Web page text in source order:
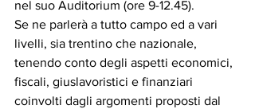
nel suo Auditorium (ore 9-12.45).
Se ne parlerà a tutto campo ed a vari
livelli, sia trentino che nazionale,
tenendo conto degli aspetti economici,
fiscali, giuslavoristici e finanziari
coinvolti dagli argomenti proposti dal